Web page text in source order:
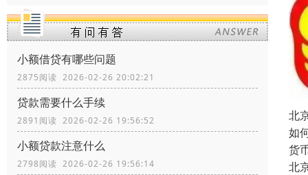
小额借贷有哪些问题
2875阅读 2026-02-26 20:02:21
贷款需要什么手续
2891阅读 2026-02-26 19:56:52
小额贷款注意什么
2798阅读 2026-02-26 19:56:14
北
如
货
北